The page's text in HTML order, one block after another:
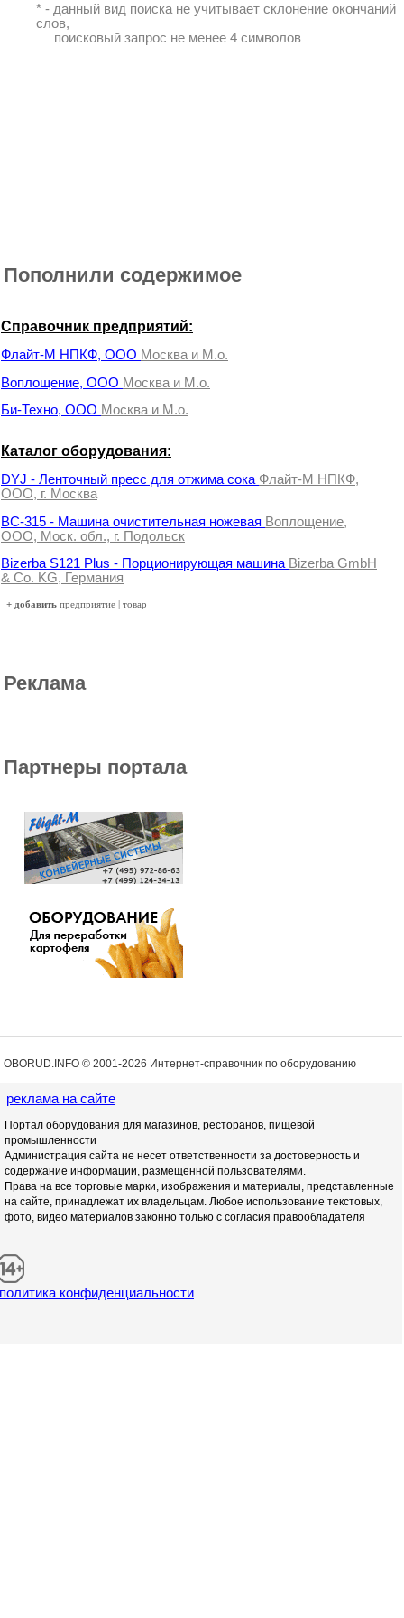
* - данный вид поиска не учитывает склонение окончаний
слов,
поисковый запрос не менее 4 символов
Пополнили содержимое
Справочник предприятий:
Флайт-М НПКФ, ООО Москва и М.о.
Воплощение, ООО Москва и М.о.
Би-Техно, ООО Москва и М.о.
Каталог оборудования:
DYJ - Ленточный пресс для отжима сока Флайт-М НПКФ,
ООО, г. Москва
ВС-315 - Машина очистительная ножевая Воплощение,
ООО, Моск. обл., г. Подольск
Bizerba S121 Plus - Порционирующая машина Bizerba GmbH
& Co. KG, Германия
+ добавить предприятие | товар
Реклама
Партнеры портала
OBORUD.INFO © 2001 -2026 Интернет-справочник по оборудованию
реклама на сайте
Портал оборудования для магазинов, ресторанов, пищевой
промышленности
Администрация сайта не несет ответственности за достоверность и
содержание информации, размещенной пользователями.
Права на все торговые марки, изображения и материалы, представленные
на сайте, принадлежат их владельцам. Любое использование текстовых,
фото, видео материалов законно только с согласия правообладателя
политика конфиденциальности